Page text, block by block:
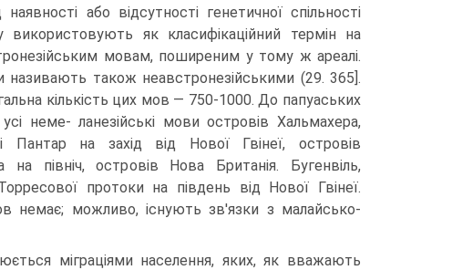
або відсут­ності генетичної спільності
як класифікаційний термін на
мовам, поширеним у тому ж ареалі.
називають також неавстронезійськими (29. 365].
кількість цих мов — 750-1000. До папуаських
неме- ланезійські мови островів Хальмахера,
на захід від Нової Гвінеї, островів
на північ, островів Нова Британія. Бугенвіль,
протоки на південь від Нової Гвінеї.
немає; можливо, існують зв'язки з малайсько-
міграціями населення, яких, як вважають